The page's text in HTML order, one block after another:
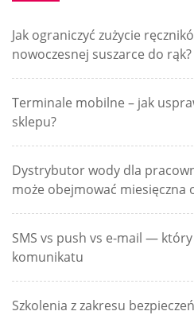
Jak ograniczyć zużycie
nowoczesnej suszarce do rąk?
Terminale mobilne – jak
sklepu?
Dystrybutor wody dla
może obejmować miesięczna
SMS vs push vs e-mail —
komunikatu
Szkolenia z zakresu